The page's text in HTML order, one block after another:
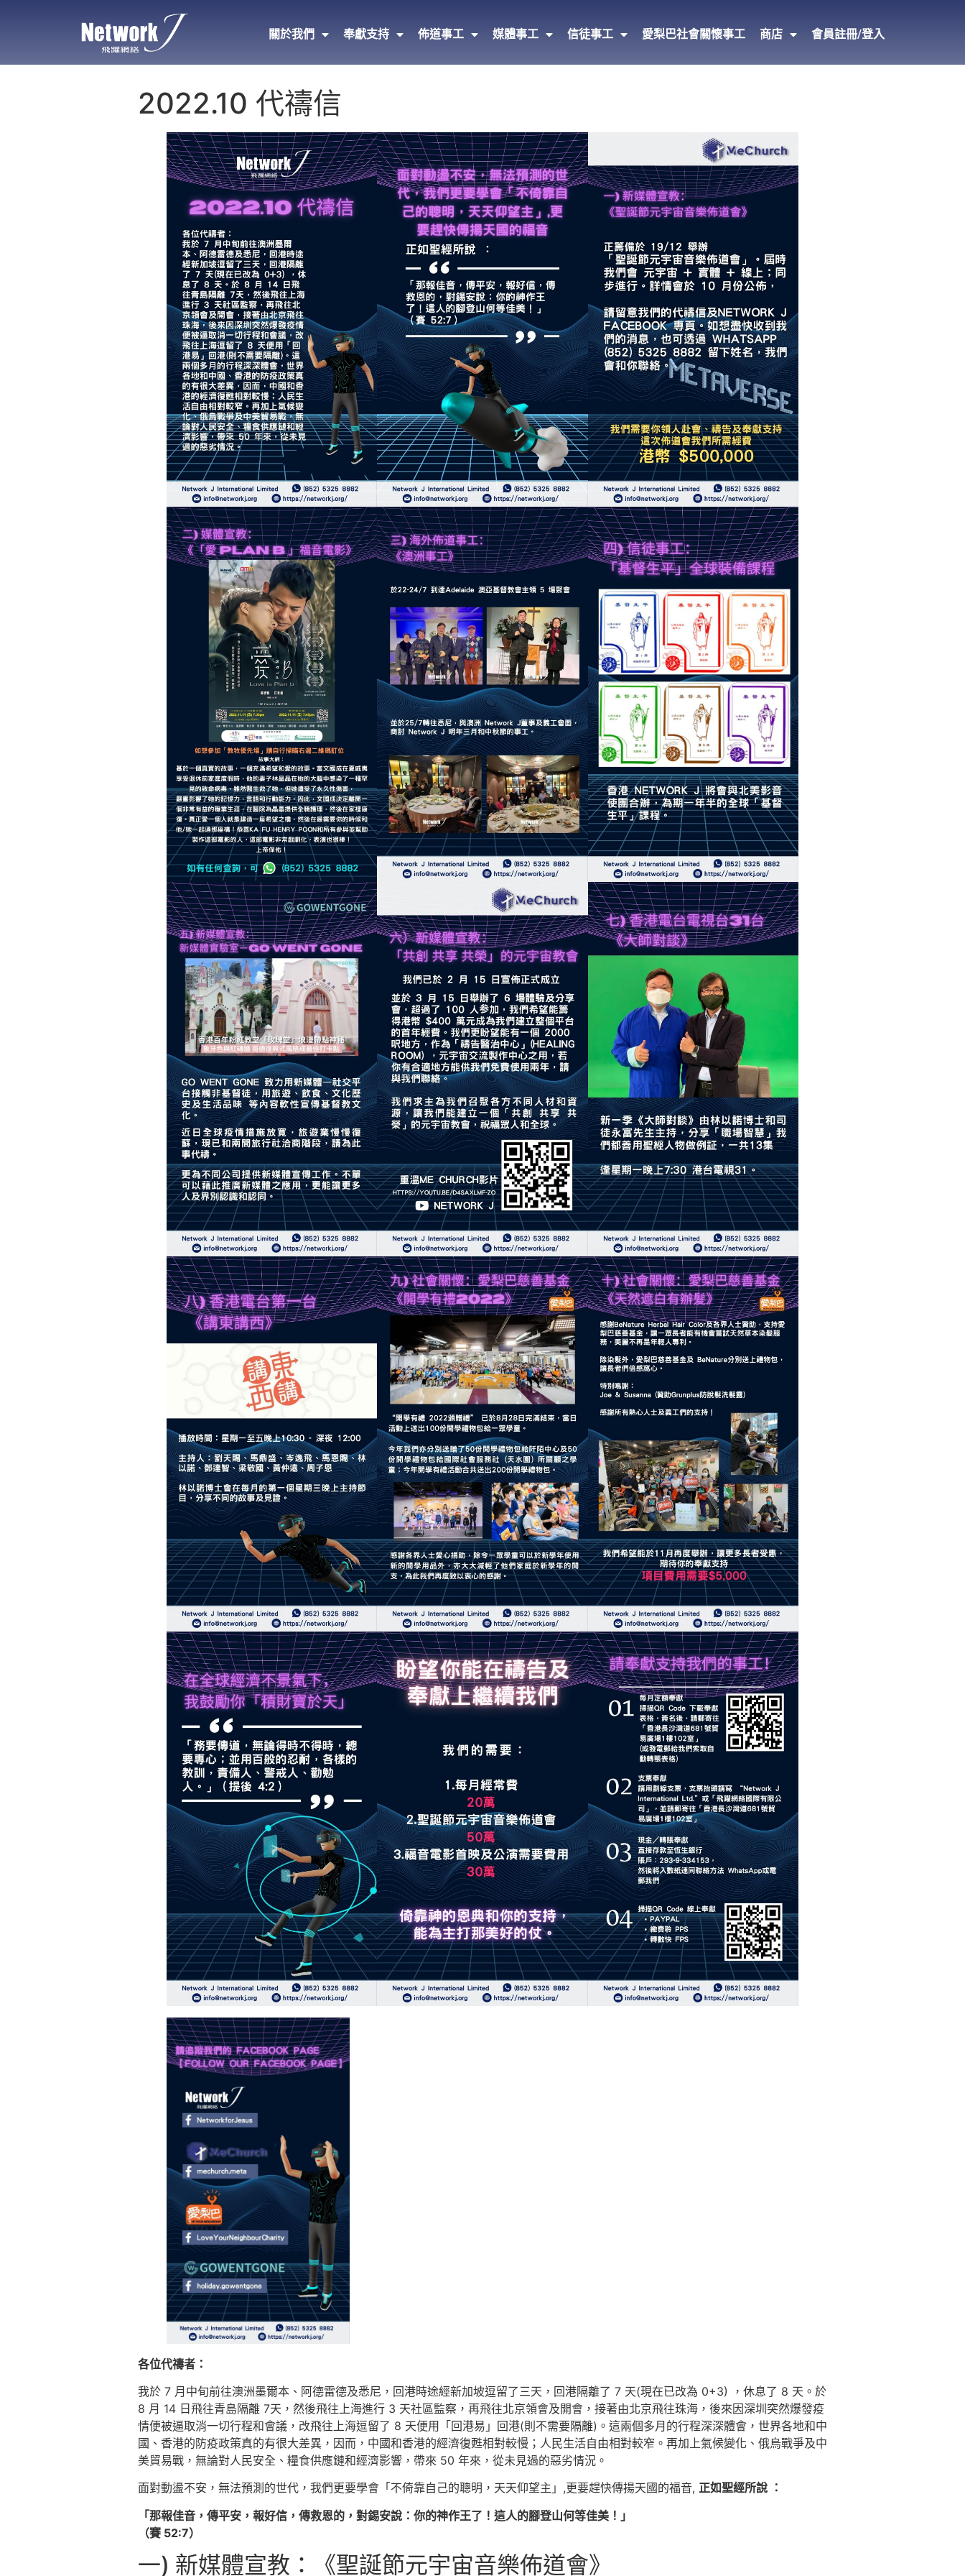
關於我們 奉獻支持 佈道事工 媒體事工 信徒事工 愛梨巴社會關懷事工 商店 會員註冊/登入
2022.10 代禱信
各位代禱者：
我於 7 月中旬前往澳洲墨爾本、阿德雷德及悉尼，回港時途經新加坡逗留了三天，回港隔離了 7 天(現在已改為 0+3) ，休息了 8 天。於
8 月 14 日飛往青島隔離 7天，然後飛往上海進行 3 天社區監察，再飛往北京領會及開會，接著由北京飛往珠海，後來因深圳突然爆發疫
情便被逼取消一切行程和會議，改飛往上海逗留了 8 天便用「回港易」回港(則不需要隔離)。這兩個多月的行程深深體會，世界各地和中
國、香港的防疫政策真的有很大差異，因而，中國和香港的經濟復甦相對較慢；人民生活自由相對較窄。再加上氣候變化、俄烏戰爭及中
美貿易戰，無論對人民安全、糧食供應鏈和經濟影響，帶來 50 年來，從未見過的惡劣情況。
面對動盪不安，無法預測的世代，我們更要學會「不倚靠自己的聰明，天天仰望主」,更要趕快傳揚天國的福音, 正如聖經所說 ：
「那報佳音，傳平安，報好信，傳救恩的，對錫安說：你的神作王了！這人的腳登山何等佳美！」
（賽 52:7）
一) 新媒體宣教：《聖誕節元宇宙音樂佈道會》